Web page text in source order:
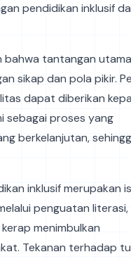
pendidikan inklusif
bahwa tantangan utama
sikap dan pola pikir.
dapat diberikan
sebagai proses yang
berkelanjutan,
inklusif merupakan
penguatan literasi,
menimbulkan
Tekanan terhadap